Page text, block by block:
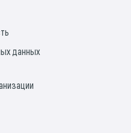
данных